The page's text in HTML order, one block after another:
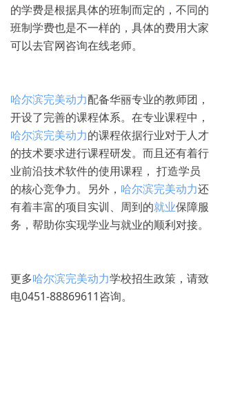
的学费是根据具体的班制而定的，不同的
班制学费也是不一样的，具体的费用大家
可以去官网咨询在线老师。
哈尔滨完美动力配备华丽专业的教师团，
开设了完善的课程体系。在专业课程中，
哈尔滨完美动力的课程依据行业对于人才
的技术要求进行课程研发。而且还有着行
业前沿技术软件的使用课程， 打造学员
的核心竞争力。另外， 哈尔滨完美动力还
有着丰富的项目实训、周到的就业保障服
务，帮助你实现学业与就业的顺利对接。
更多哈尔滨完美动力学校招生政策，请致
电0451-88869611咨询。